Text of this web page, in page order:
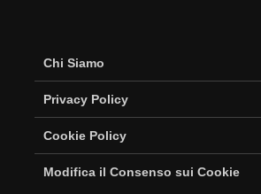
Chi Siamo
Privacy Policy
Cookie Policy
Modifica il Consenso sui Cookie